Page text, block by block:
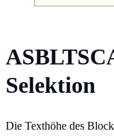
Selektion
Die Texthöhe des